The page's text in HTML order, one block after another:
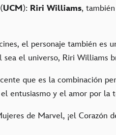
(UCM): Riri Williams,
el personaje también es
sea el universo, Riri Williams
que es la combinación
entusiasmo y el amor por la
de Marvel, ¡el Corazón